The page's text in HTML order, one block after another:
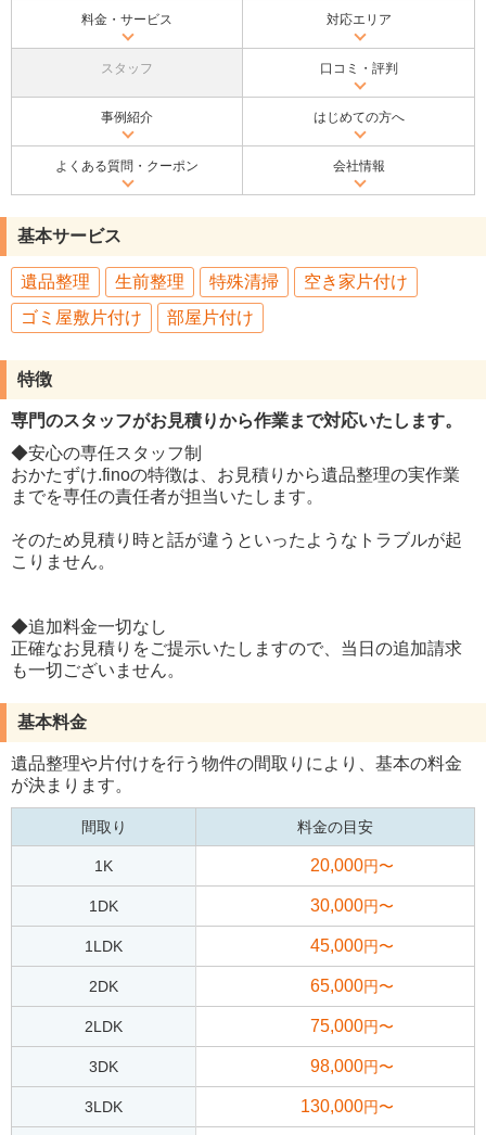
料金・サービス 対応エリア
スタッフ 口コミ・評判
事例紹介 はじめての方へ
よくある質問・クーポン 会社情報
基本サービス
遺品整理 生前整理 特殊清掃
空き家片付け
ゴミ屋敷片付け
部屋片付け
特徴
専門のスタッフがお見積りから作業まで対応いたします。
◆安心の専任スタッフ制
おかたずけ.finoの特徴は、お見積りから遺品整理の実作業
までを専任の責任者が担当いたします。
そのため見積り時と話が違うといったようなトラブルが起
こりません。
◆追加料金一切なし
正確なお見積りをご提示いたしますので、当日の追加請求
も一切ございません。
基本料金
遺品整理や片付けを行う物件の間取りにより、基本の料金
が決まります。
間取り 料金の目安
1K 20,000円〜
1DK 30,000円〜
1LDK 45,000円〜
2DK 65,000円〜
2LDK 75,000円〜
3DK 98,000円〜
3LDK 130,000円〜